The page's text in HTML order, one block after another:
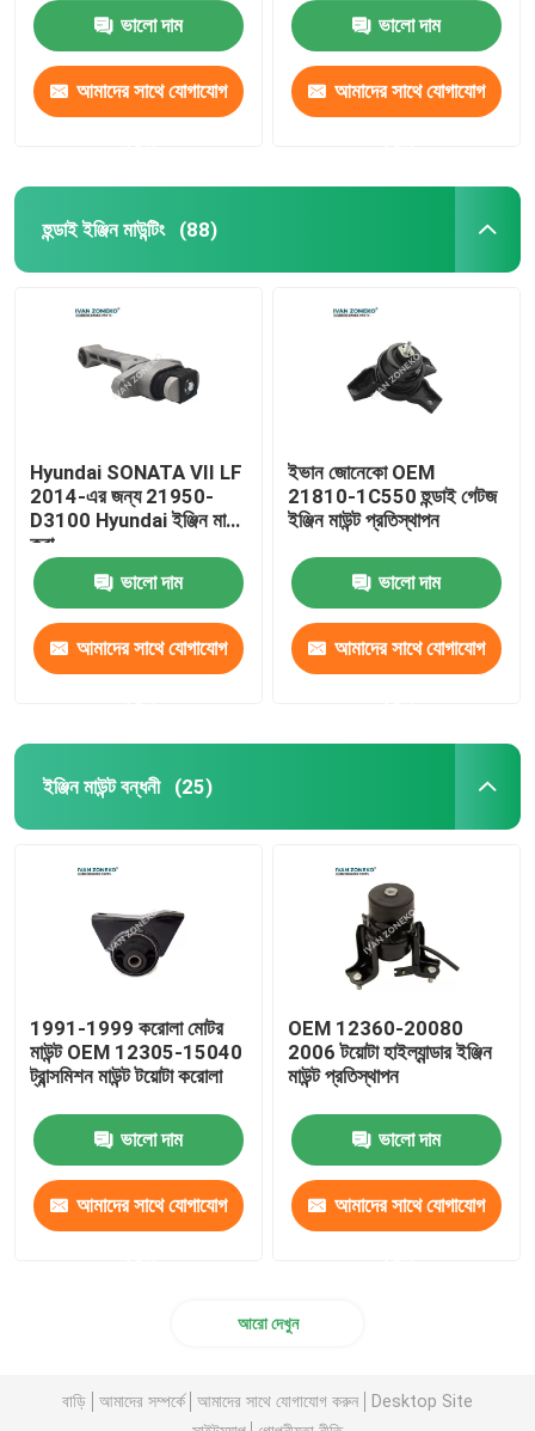
ভালো দাম
আমাদের সাথে যোগাযোগ
ভালো দাম
আমাদের সাথে যোগাযোগ
হুন্ডাই ইঞ্জিন মাউন্টিং (88)
Hyundai SONATA VII LF
2014-এর জন্য 21950-
D3100 Hyundai ইঞ্জিন মাউন্ট
করা
ভালো দাম
আমাদের সাথে যোগাযোগ
ইভান জোনেকো OEM
21810-1C550 হুন্ডাই গেটজ
ইঞ্জিন মাউন্ট প্রতিস্থাপন
ভালো দাম
আমাদের সাথে যোগাযোগ
ইঞ্জিন মাউন্ট বন্ধনী (25)
1991-1999 করোলা মোটর
মাউন্ট OEM 12305-15040
ট্রান্সমিশন মাউন্ট টয়োটা করোলা
ভালো দাম
আমাদের সাথে যোগাযোগ
OEM 12360-20080
2006 টয়োটা হাইল্যান্ডার ইঞ্জিন
মাউন্ট প্রতিস্থাপন
ভালো দাম
আমাদের সাথে যোগাযোগ
আরো দেখুন
বাড়ি আমাদের সম্পর্কে আমাদের সাথে যোগাযোগ করুন
Desktop Site